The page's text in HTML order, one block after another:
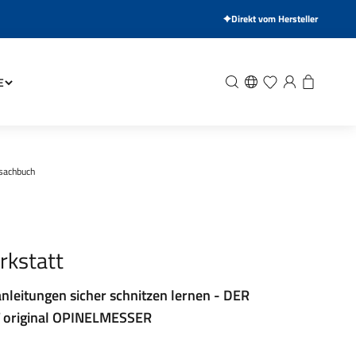
Direkt vom Hersteller
Suche Wunschliste
Anmelden
sicher schnitzen lernen - DER
OPINELMESSER